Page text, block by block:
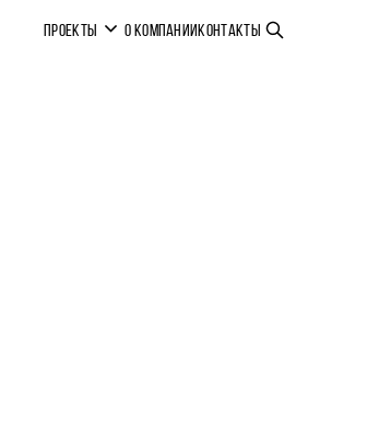
ПРОЕКТЫ О КОМПАНИИКОНТАКТЫ